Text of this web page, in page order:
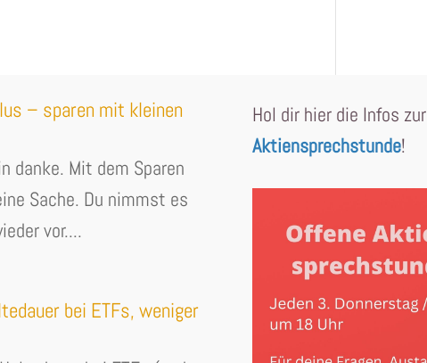
– sparen mit kleinen
danke. Mit dem Sparen
Sache. Du nimmst es
vor....
bei ETFs, weniger
Hol dir hier die Infos zur
Aktiensprechstunde!